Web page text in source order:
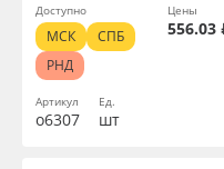
Артикул
о6307
Ед.
шт
Цены
556.03
Доступно
МСК
СПБ
РНД